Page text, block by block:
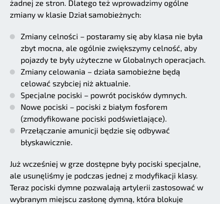
żadnej ze stron. Dlatego też wprowadzimy ogólne
zmiany w klasie Dział samobieżnych:
Zmiany celności – postaramy się aby klasa nie była
zbyt mocna, ale ogólnie zwiększymy celność, aby
pojazdy te były użyteczne w Globalnych operacjach.
Zmiany celowania – działa samobieżne będą
celować szybciej niż aktualnie.
Specjalne pociski – powrót pocisków dymnych.
Nowe pociski – pociski z białym fosforem
(zmodyfikowane pociski podświetlające).
Przełączanie amunicji będzie się odbywać
błyskawicznie.
Już wcześniej w grze dostępne były pociski specjalne,
ale usunęliśmy je podczas jednej z modyfikacji klasy.
Teraz pociski dymne pozwalają artylerii zastosować w
wybranym miejscu zasłonę dymną, która blokuje